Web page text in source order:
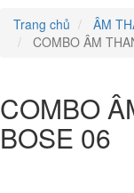
Trang chủ
ÂM
COMBO ÂM
COMBO
BOSE 06